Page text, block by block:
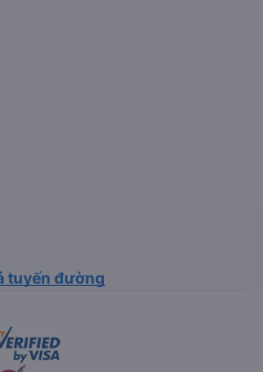
tuyến đường